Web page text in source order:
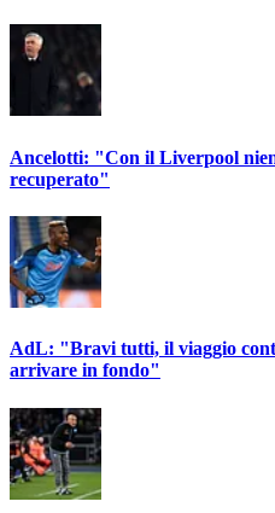
Ancelotti: "Con il Liverpool
recuperato"
AdL: "Bravi tutti, il viaggio
arrivare in fondo"